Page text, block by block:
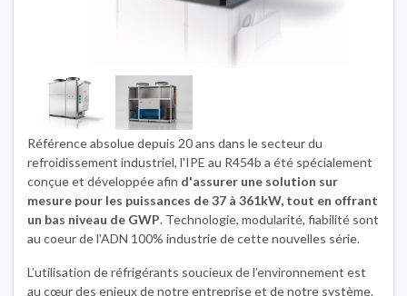
Référence absolue depuis 20 ans dans le secteur du
refroidissement industriel, l'IPE au R454b a été spécialement
conçue et développée afin d'assurer une solution sur
mesure pour les puissances de 37 à 361kW, tout en offrant
un bas niveau de GWP. Technologie, modularité, fiabilité sont
au coeur de l'ADN 100% industrie de cette nouvelles série.
L’utilisation de réfrigérants soucieux de l’environnement est
au cœur des enjeux de notre entreprise et de notre système.